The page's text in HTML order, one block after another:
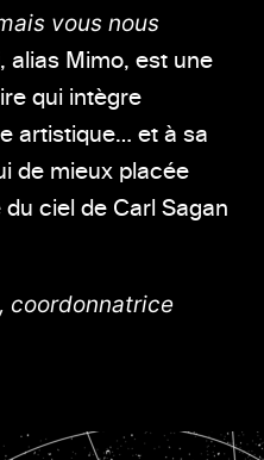
vous nous
alias Mimo, est une
qui intègre
artistique… et à sa
de mieux placée
ciel de Carl Sagan
coordonnatrice